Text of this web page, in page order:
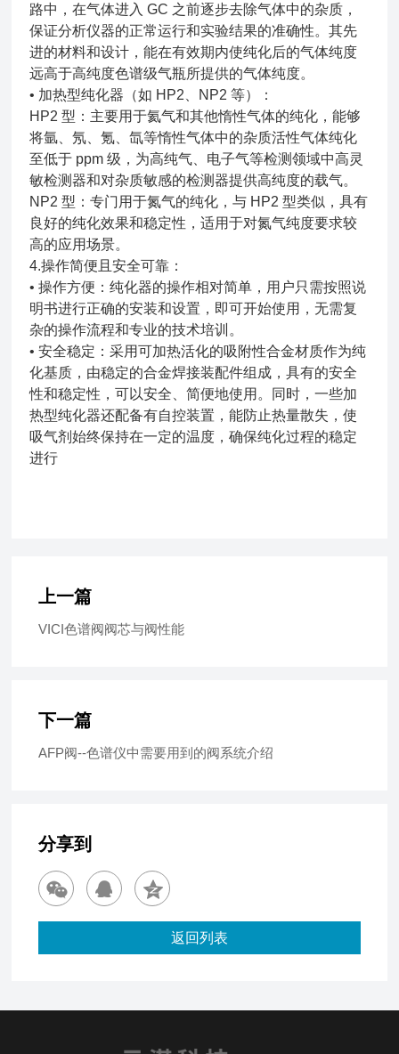
路中，在气体进入 GC 之前逐步去除气体中的杂质，
保证分析仪器的正常运行和实验结果的准确性。其先
进的材料和设计，能在有效期内使纯化后的气体纯度
远高于高纯度色谱级气瓶所提供的气体纯度。
• 加热型纯化器（如 HP2、NP2 等）：
HP2 型：主要用于氦气和其他惰性气体的纯化，能够
将氩、氖、氪、氙等惰性气体中的杂质活性气体纯化
至低于 ppm 级，为高纯气、电子气等检测领域中高灵
敏检测器和对杂质敏感的检测器提供高纯度的载气。
NP2 型：专门用于氮气的纯化，与 HP2 型类似，具有
良好的纯化效果和稳定性，适用于对氮气纯度要求较
高的应用场景。
4.操作简便且安全可靠：
• 操作方便：纯化器的操作相对简单，用户只需按照说
明书进行正确的安装和设置，即可开始使用，无需复
杂的操作流程和专业的技术培训。
• 安全稳定：采用可加热活化的吸附性合金材质作为纯
化基质，由稳定的合金焊接装配件组成，具有的安全
性和稳定性，可以安全、简便地使用。同时，一些加
热型纯化器还配备有自控装置，能防止热量散失，使
吸气剂始终保持在一定的温度，确保纯化过程的稳定
进行
上一篇
VICI色谱阀阀芯与阀性能
下一篇
AFP阀--色谱仪中需要用到的阀系统介绍
分享到
返回列表